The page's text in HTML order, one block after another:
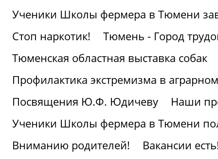
Ученики Школы фермера в Тюмени
Стоп наркотик!
Тюмень - Город
Тюменская областная выставка собак
Профилактика экстремизма в аграрном
Посвящения Ю.Ф. Юдичеву
Наши
Ученики Школы фермера в Тюмени
Вниманию родителей!
Вакансии